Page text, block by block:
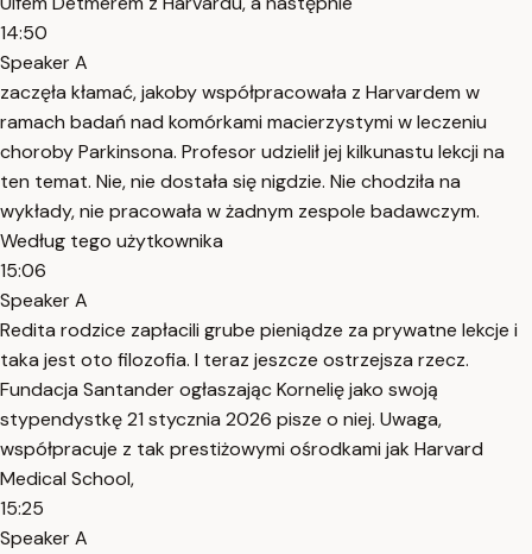
14:50
Speaker A
zaczęła kłamać, jakoby współpracowała z Harvardem w
ramach badań nad komórkami macierzystymi w leczeniu
choroby Parkinsona. Profesor udzielił jej kilkunastu lekcji na
ten temat. Nie, nie dostała się nigdzie. Nie chodziła na
wykłady, nie pracowała w żadnym zespole badawczym.
Według tego użytkownika
15:06
Speaker A
Redita rodzice zapłacili grube pieniądze za prywatne lekcje i
taka jest oto filozofia. I teraz jeszcze ostrzejsza rzecz.
Fundacja Santander ogłaszając Kornelię jako swoją
stypendystkę 21 stycznia 2026 pisze o niej. Uwaga,
współpracuje z tak prestiżowymi ośrodkami jak Harvard
Medical School,
15:25
Speaker A